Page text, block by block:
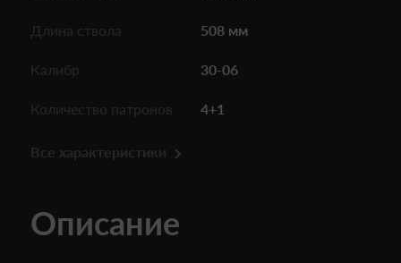
Длина ствола 508 мм
Калибр 30-06
Количество патронов 4+1
Все характеристики
Описание